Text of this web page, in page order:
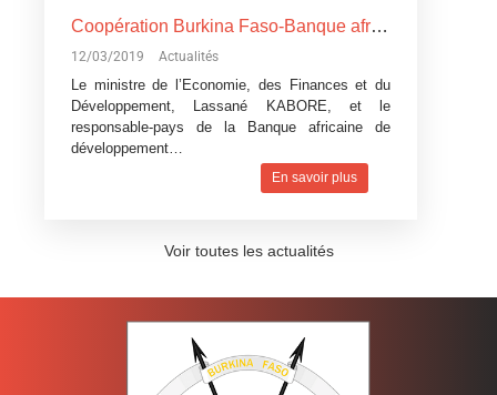
Coopération Burkina Faso-Banque africaine de développement: La Banque africaine de développement accorde trois
12/03/2019 Actualités
Le ministre de l’Economie, des Finances et du
Développement, Lassané KABORE, et le
responsable-pays de la Banque africaine de
développement…
En savoir plus
Voir toutes les actualités